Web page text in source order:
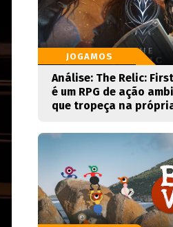
JOGAMOS
Análise: The Relic:
é um RPG de ação
que tropeça na